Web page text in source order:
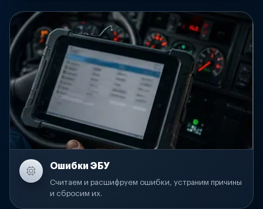
Ошибки ЭБУ
Считаем и расшифруем ошибки, устраним причины
и сбросим их.